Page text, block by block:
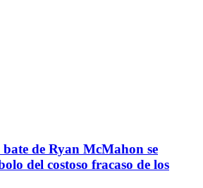
de Ryan McMahon se
del costoso fracaso de los